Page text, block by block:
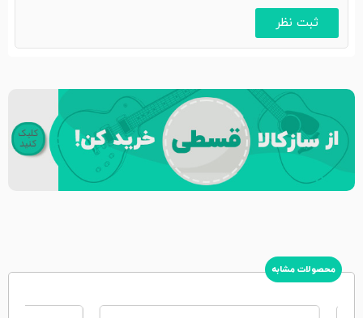
محصولات مشابه